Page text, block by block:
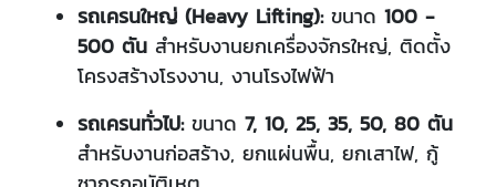
รถเครนใหญ่ (Heavy Lifting):ขนาด 100 -
500 ตัน สำหรับงานยกเครื่องจักรใหญ่, ติดตั้ง
โครงสร้างโรงงาน, งานโรงไฟฟ้า
รถเครนทั่วไป:ขนาด 7, 10, 25, 35, 50, 80 ตัน
สำหรับงานก่อสร้าง, ยกแผ่นพื้น, ยกเสาไฟ, กู้